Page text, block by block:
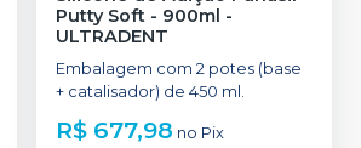
Putty Soft - 900ml -
ULTRADENT
Embalagem com 2 potes (base
+ catalisador) de 450 ml.
R$ 677,98 no Pix